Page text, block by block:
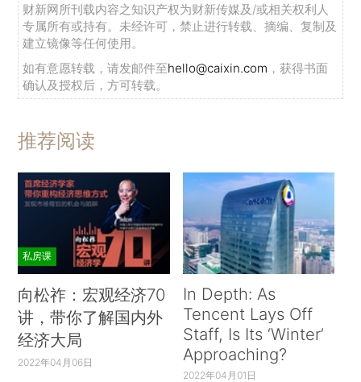
财新网所刊载内容之知识产权为财新传媒及/或相关权利人
专属所有或持有。未经许可，禁止进行转载、摘编、复制及
建立镜像等任何使用。
如有意愿转载，请发邮件至hello@caixin.com ，获得书面
确认及授权后，方可转载。
推荐阅读
私房课
向松祚：宏观经济70
讲，带你了解国内外
经济大局
2022年04月06日
In Depth: As
Tencent Lays Off
Staff, Is Its ‘Winter’
Approaching?
2022年04月01日